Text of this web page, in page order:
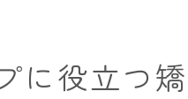
に役立つ